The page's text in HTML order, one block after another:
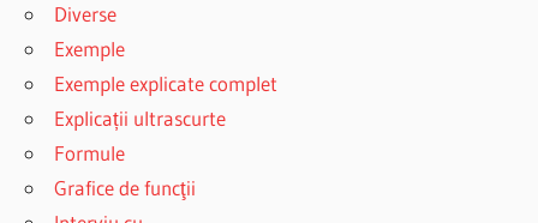
Diverse
Exemple
Exemple explicate complet
Explicații ultrascurte
Formule
Grafice de funcţii